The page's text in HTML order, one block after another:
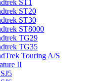
ST1
ST20
ST30
ST8000
TG29
TG35
Touring A/S
II